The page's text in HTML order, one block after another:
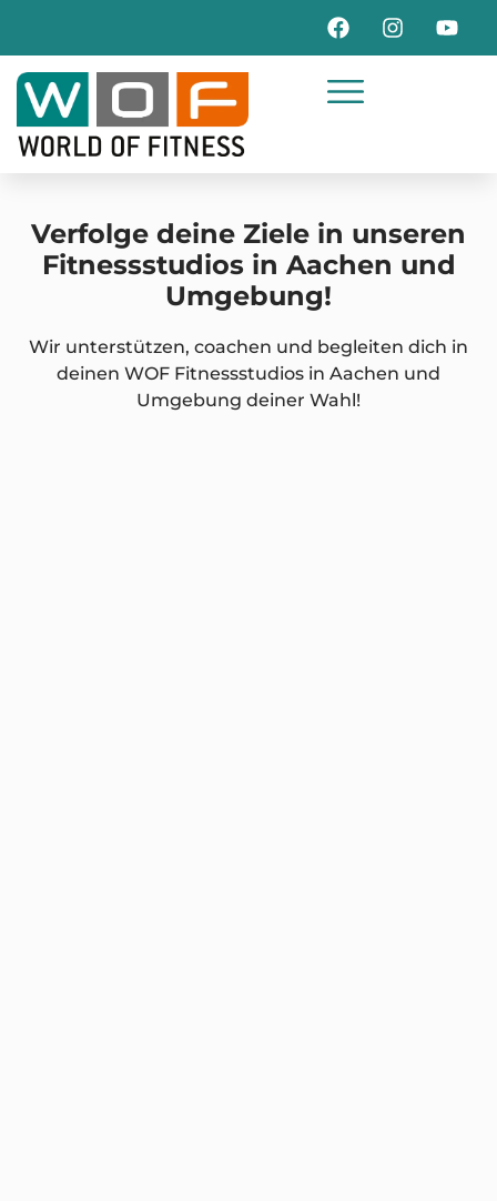
Verfolge deine Ziele in unseren
Fitnessstudios in Aachen und
Umgebung!
Wir unterstützen, coachen und begleiten dich in
deinen WOF Fitnessstudios in Aachen und
Umgebung deiner Wahl!